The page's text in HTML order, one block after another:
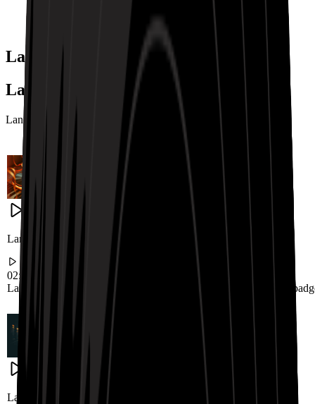
Landing.RapBeatShowcase.tag
Landing.RapBeatShowcase.title
Landing.RapBeatShowcase.description
Landing.RapBeatShowcase.title1
02:25
Landing.RapBeatShowcase.badge1
Landing.RapBeatShowcase.title2